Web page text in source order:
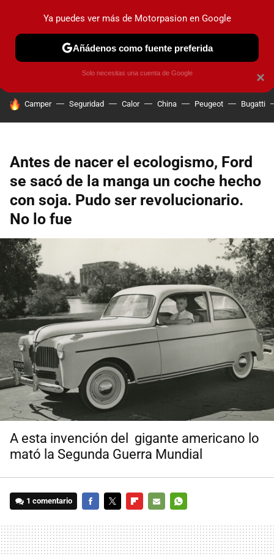
PRUEBAS COCHES ELÉCTRICOS OBSERVATORIO
HOY SE HABLA DE
Camper Seguridad Calor China Peugeot Bugatti
Antes de nacer el ecologismo, Ford
se sacó de la manga un coche hecho
con soja. Pudo ser revolucionario.
No lo fue
A esta invención del gigante americano lo
mató la Segunda Guerra Mundial
1 comentario
MAIL
×
Ya puedes ver más de Motorpasion en Google
Añádenos como fuente preferida
Solo necesitas una cuenta de Google